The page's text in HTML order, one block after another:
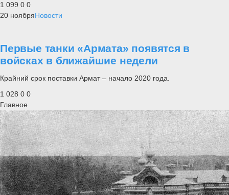
1 099 0 0
20 ноябряНовости
Первые танки «Армата» появятся в
войсках в ближайшие недели
Крайний срок поставки Армат – начало 2020 года.
1 028 0 0
Главное